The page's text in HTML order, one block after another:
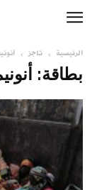
الرئيسية تاجز
بطاقة: